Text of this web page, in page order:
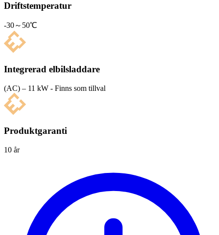
Driftstemperatur
-30～50℃
Integrerad elbilsladdare
(AC) – 11 kW - Finns som tillval
Produktgaranti
10 år